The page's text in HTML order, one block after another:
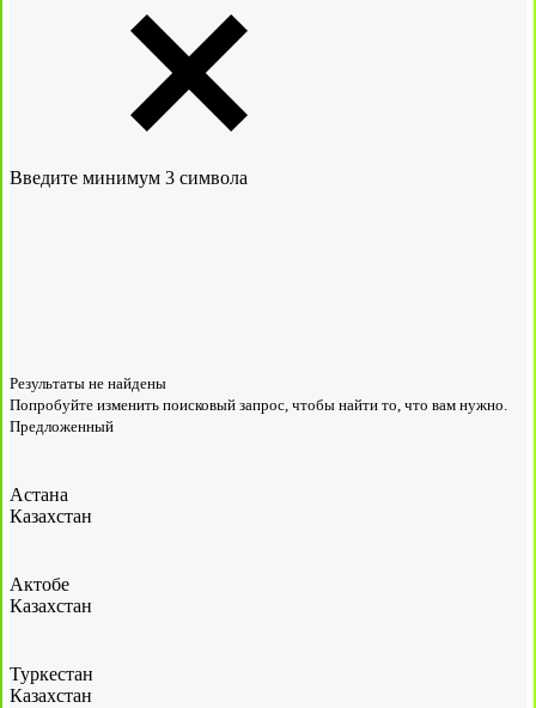
Введите минимум 3 символа
Результаты не найдены
Попробуйте изменить поисковый запрос, чтобы найти то, что вам нужно.
Предложенный
Астана
Казахстан
Актобе
Казахстан
Туркестан
Казахстан